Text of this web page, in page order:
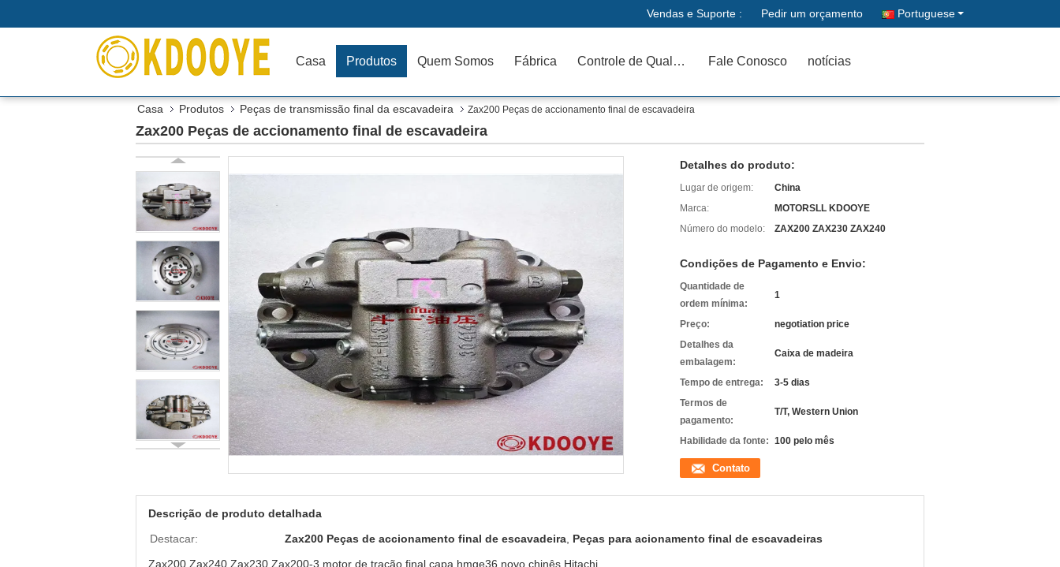
Vendas e Suporte : Pedir um orçamento Portuguese
Casa Produtos Quem Somos Fábrica Controle de Qualidade Fale Conosco notícias
Casa Produtos Peças de transmissão final da escavadeira Zax200 Peças de accionamento final de escavadeira
Zax200 Peças de accionamento final de escavadeira
Detalhes do produto:
Lugar de origem:
China
Marca:
MOTORSLL KDOOYE
Número do modelo:
ZAX200 ZAX230 ZAX240
Condições de Pagamento e Envio:
Quantidade de
ordem mínima:
1
Preço:
negotiation price
Detalhes da
embalagem:
Caixa de madeira
Tempo de entrega:
3-5 dias
Termos de
pagamento:
T/T, Western Union
Habilidade da fonte: 100 pelo mês
Contato
Descrição de produto detalhada
Destacar:
Zax200 Peças de accionamento final de escavadeira Peças para acionamento final de escavadeiras
Zax200 Zax240 Zax230 Zax200-3 motor de tração final capa hmge36 novo chinês Hitachi